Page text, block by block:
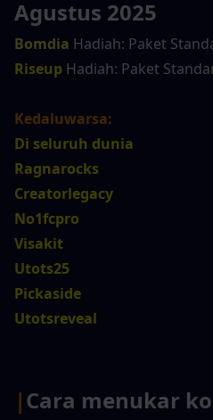
Agustus 2025
Bomdia Hadiah: Paket
Riseup Hadiah: Paket
Kedaluwarsa:
Di seluruh dunia
Ragnarocks
Creatorlegacy
No1fcpro
Visakit
Utots25
Pickaside
Utotsreveal
|Cara menukar